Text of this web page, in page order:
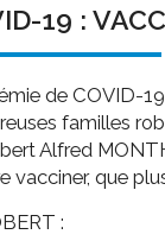
EMPLOI
Offres
SOCIAL-
Les aides
locale
et le lycée
local des jeunes
scolaire
19 :
de COVID-
familles
Alfred
vacciner, que
: